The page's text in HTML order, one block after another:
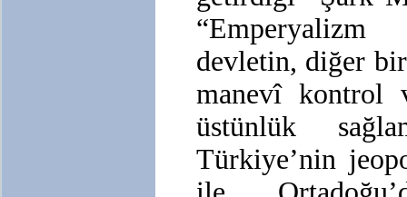
devletin, diğer
manevî kontrol
üstünlük
Türkiye’nin